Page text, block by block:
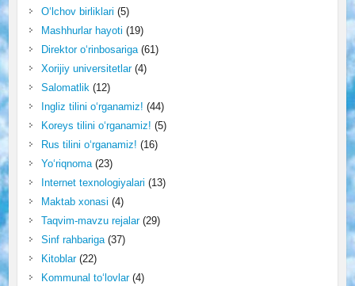
O‘lchov birliklari (5)
Mashhurlar hayoti (19)
Direktor o‘rinbosariga(61)
Xorijiy universitetlar(4)
Salomatlik(12)
Ingliz tilini o‘rganamiz! (44)
Koreys tilini o‘rganamiz! (5)
Rus tilini o‘rganamiz! (16)
Yo‘riqnoma(23)
Internet texnologiyalari (13)
Maktab xonasi (4)
Taqvim-mavzu rejalar(29)
Sinf rahbariga(37)
Kitoblar(22)
Kommunal to‘lovlar(4)